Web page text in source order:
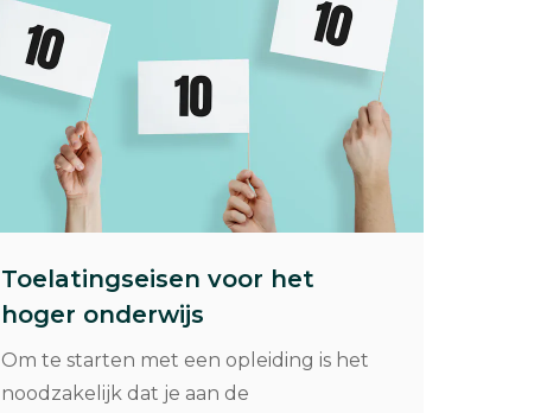
Toelatingseisen voor het
hoger onderwijs
Om te starten met een opleiding is het
noodzakelijk dat je aan de